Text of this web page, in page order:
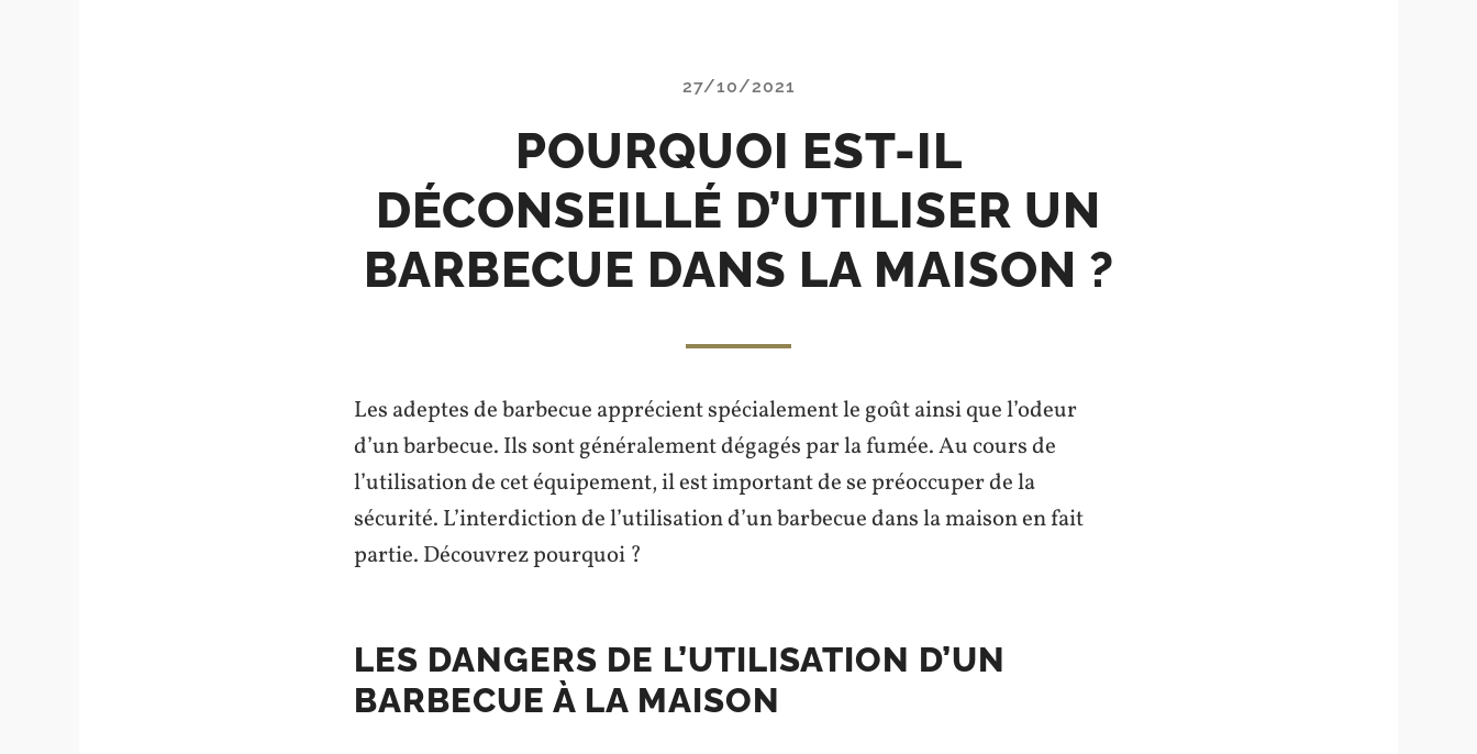
27/10/2021
POURQUOI EST-IL
DÉCONSEILLÉ D’UTILISER UN
BARBECUE DANS LA MAISON ?
Les adeptes de barbecue apprécient spécialement le goût ainsi que l’odeur
d’un barbecue. Ils sont généralement dégagés par la fumée. Au cours de
l’utilisation de cet équipement, il est important de se préoccuper de la
sécurité. L’interdiction de l’utilisation d’un barbecue dans la maison en fait
partie. Découvrez pourquoi ?
LES DANGERS DE L’UTILISATION D’UN
BARBECUE À LA MAISON